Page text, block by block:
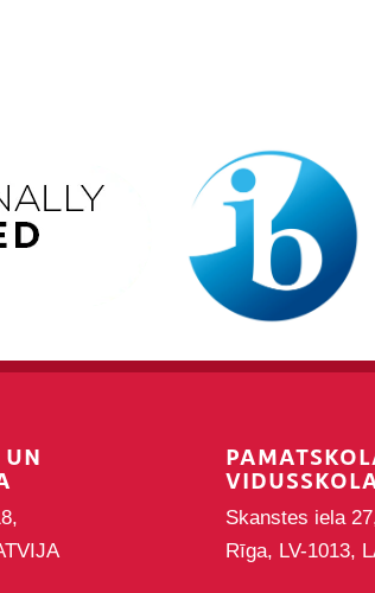
UN
Skanstes iela
Rīga, LV-1013,